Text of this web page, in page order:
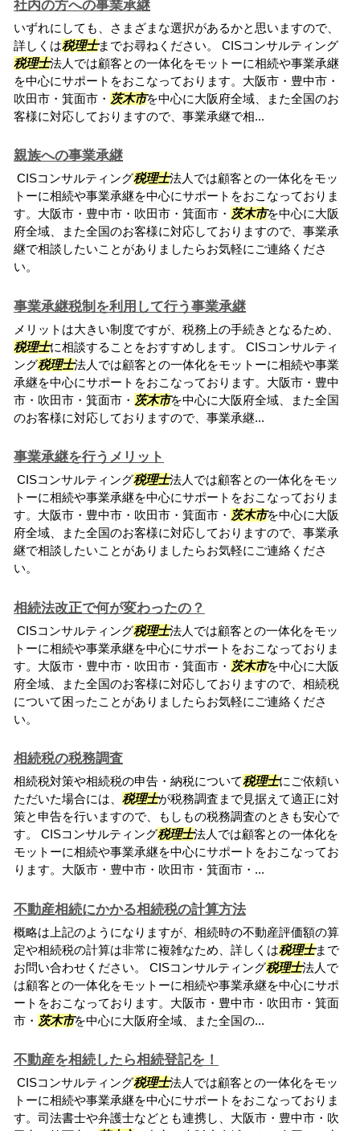
社内の方への事業承継
いずれにしても、さまざまな選択があるかと思いますので、
詳しくは税理士までお尋ねください。 CISコンサルティング
税理士法人では顧客との一体化をモットーに相続や事業承継
を中心にサポートをおこなっております。大阪市・豊中市・
吹田市・箕面市・ 茨木市を中心に大阪府全域、また全国のお
客様に対応しておりますので、事業承継で相...
親族への事業承継
CISコンサルティング税理士法人では顧客との一体化をモッ
トーに相続や事業承継を中心にサポートをおこなっておりま
す。大阪市・豊中市・吹田市・箕面市・ 茨木市を中心に大阪
府全域、また全国のお客様に対応しておりますので、事業承
継で相談したいことがありましたらお気軽にご連絡くださ
い。
事業承継税制を利用して行う事業承継
メリットは大きい制度ですが、税務上の手続きとなるため、
税理士に相談することをおすすめします。 CISコンサルティ
ング税理士法人では顧客との一体化をモットーに相続や事業
承継を中心にサポートをおこなっております。大阪市・豊中
市・吹田市・箕面市・ 茨木市を中心に大阪府全域、また全国
のお客様に対応しておりますので、事業承継...
事業承継を行うメリット
CISコンサルティング税理士法人では顧客との一体化をモッ
トーに相続や事業承継を中心にサポートをおこなっておりま
す。大阪市・豊中市・吹田市・箕面市・ 茨木市を中心に大阪
府全域、また全国のお客様に対応しておりますので、事業承
継で相談したいことがありましたらお気軽にご連絡くださ
い。
相続法改正で何が変わったの？
CISコンサルティング税理士法人では顧客との一体化をモッ
トーに相続や事業承継を中心にサポートをおこなっておりま
す。大阪市・豊中市・吹田市・箕面市・ 茨木市を中心に大阪
府全域、また全国のお客様に対応しておりますので、相続税
について困ったことがありましたらお気軽にご連絡くださ
い。
相続税の税務調査
相続税対策や相続税の申告・納税について税理士にご依頼い
ただいた場合には、 税理士が税務調査まで見据えて適正に対
策と申告を行いますので、もしもの税務調査のときも安心で
す。 CISコンサルティング税理士法人では顧客との一体化を
モットーに相続や事業承継を中心にサポートをおこなってお
ります。大阪市・豊中市・吹田市・箕面市・...
不動産相続にかかる相続税の計算方法
概略は上記のようになりますが、相続時の不動産評価額の算
定や相続税の計算は非常に複雑なため、詳しくは税理士まで
お問い合わせください。 CISコンサルティング税理士法人で
は顧客との一体化をモットーに相続や事業承継を中心にサポ
ートをおこなっております。大阪市・豊中市・吹田市・箕面
市・ 茨木市を中心に大阪府全域、また全国の...
不動産を相続したら相続登記を！
CISコンサルティング税理士法人では顧客との一体化をモッ
トーに相続や事業承継を中心にサポートをおこなっておりま
す。司法書士や弁護士などとも連携し、大阪市・豊中市・吹